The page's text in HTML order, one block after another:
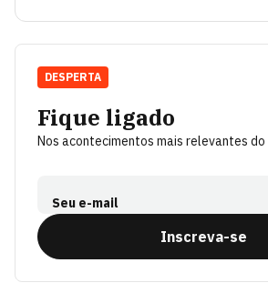
Fique ligado
Nos acontecimentos mais relevantes do
Seu e-mail
Inscreva-se
DESPERTA